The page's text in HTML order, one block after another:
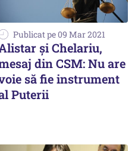
Publicat pe 09 Mar 2021
și Chelariu,
din CSM: Nu are
să fie instrument
Puterii